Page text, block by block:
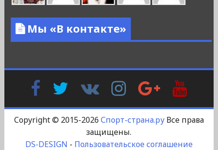
Мы «В контакте»
FacebookTwitter
Контакте
InstagramGoogle
Plus
Copyright © 2015-2026 Спорт-страна.руВсе права
защищены.
DS-DESIGN - Пользовательское соглашение